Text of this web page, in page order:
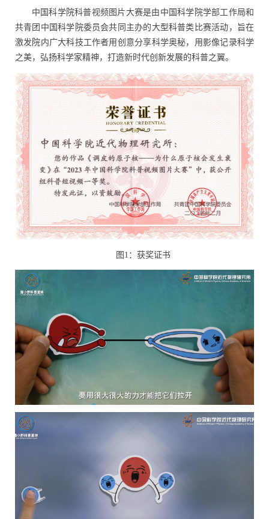
中国科学院科普视频图片大赛是由中国科学院学部工作局和
共青团中国科学院委员会共同主办的大型科普类比赛活动，旨在
激发院内广大科技工作者用创意分享科学奥秘，用影像记录科学
之美，弘扬科学家精神，打造新时代创新发展的科普之翼。
图1：获奖证书